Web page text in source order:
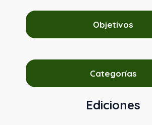
Objetivos
Categorías
Ediciones